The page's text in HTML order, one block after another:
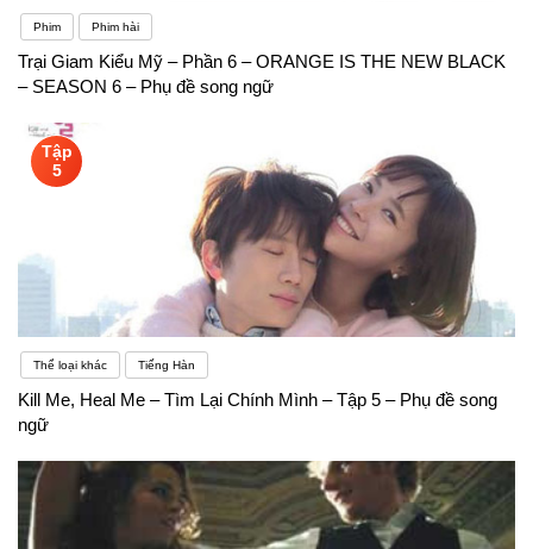
Phim Phim hài
Trại Giam Kiểu Mỹ – Phần 6 – ORANGE IS THE NEW BLACK
– SEASON 6 – Phụ đề song ngữ
Tập
5
Thể loại khác Tiếng Hàn
Kill Me, Heal Me – Tìm Lại Chính Mình – Tập 5 – Phụ đề song
ngữ